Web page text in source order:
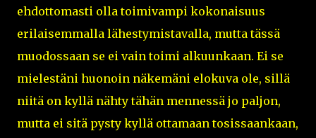
ehdottomasti olla toimivampi kokonaisuus
erilaisemmalla lähestymistavalla, mutta tässä
muodossaan se ei vain toimi alkuunkaan. Ei se
mielestäni huonoin näkemäni elokuva ole, sillä
niitä on kyllä nähty tähän mennessä jo paljon,
mutta ei sitä pysty kyllä ottamaan tosissaankaan,